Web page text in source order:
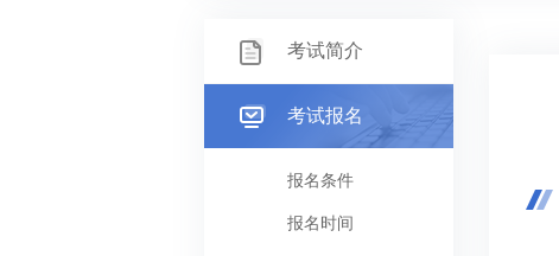
考试简介
考试报名
报名条件
报名时间